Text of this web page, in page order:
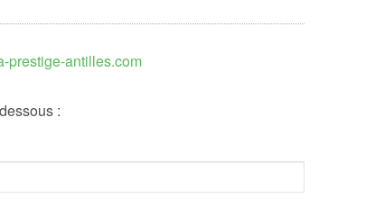
prestige-antilles.com
: